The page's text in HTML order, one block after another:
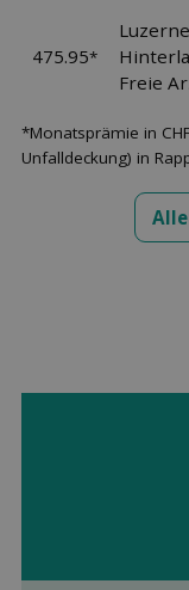
475.95*
Freie
*Monatsprämie in
Unfalldeckung) in